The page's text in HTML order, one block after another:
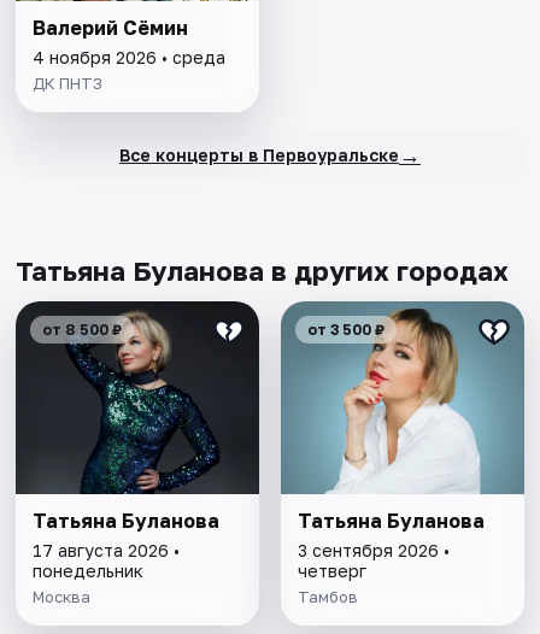
Валерий Сёмин
4 ноября 2026 • среда
ДК ПНТЗ
Все концерты в Первоуральске →
Татьяна Буланова в других городах
от 8 500 ₽
Татьяна Буланова
17 августа 2026 •
понедельник
Москва
от 3 500 ₽
Татьяна Буланова
3 сентября 2026 •
четверг
Тамбов